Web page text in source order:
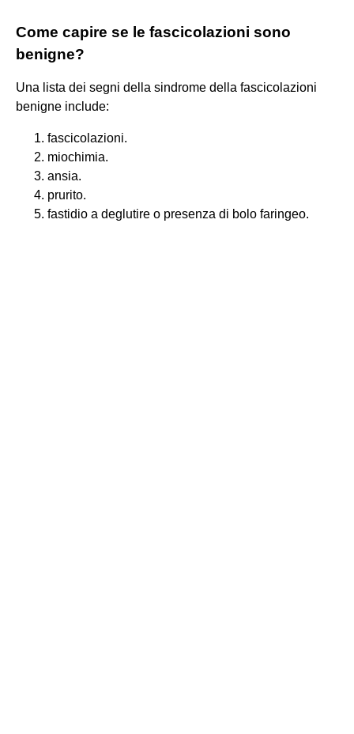
Come capire se le fascicolazioni sono
benigne?
Una lista dei segni della sindrome della fascicolazioni
benigne include:
fascicolazioni.
miochimia.
ansia.
prurito.
fastidio a deglutire o presenza di bolo faringeo.